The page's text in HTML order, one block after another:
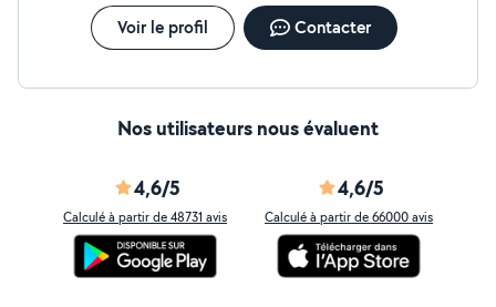
Voir le profil Contacter
Nos utilisateurs nous évaluent
4,6/5
Calculé à partir de 48731 avis
4,6/5
Calculé à partir de 66000 avis